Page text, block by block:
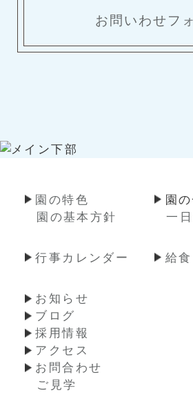
お問いわせフ
園の特色
園の基本方針
園
一
行事カレンダー 給
お知らせ
ブログ
採用情報
アクセス
お問合わせ
ご見学